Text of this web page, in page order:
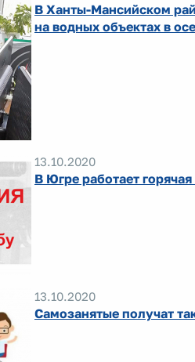
В Ханты-Мансийском
на водных объектах в
13.10.2020
В Югре работает
13.10.2020
Самозанятые получат